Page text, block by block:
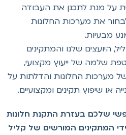
על מנת לתכנן את העבודה
את מערכות החלונות
מבעיות.
שלנו והמתקינים
שלמה של ייעוץ מקצועי,
מערכות החלונות והדלתות על
שיפוץ תקינים ומקצועיים.
שלכם בעזרת התקנת חלונות
המתקינים המורשים של קליל